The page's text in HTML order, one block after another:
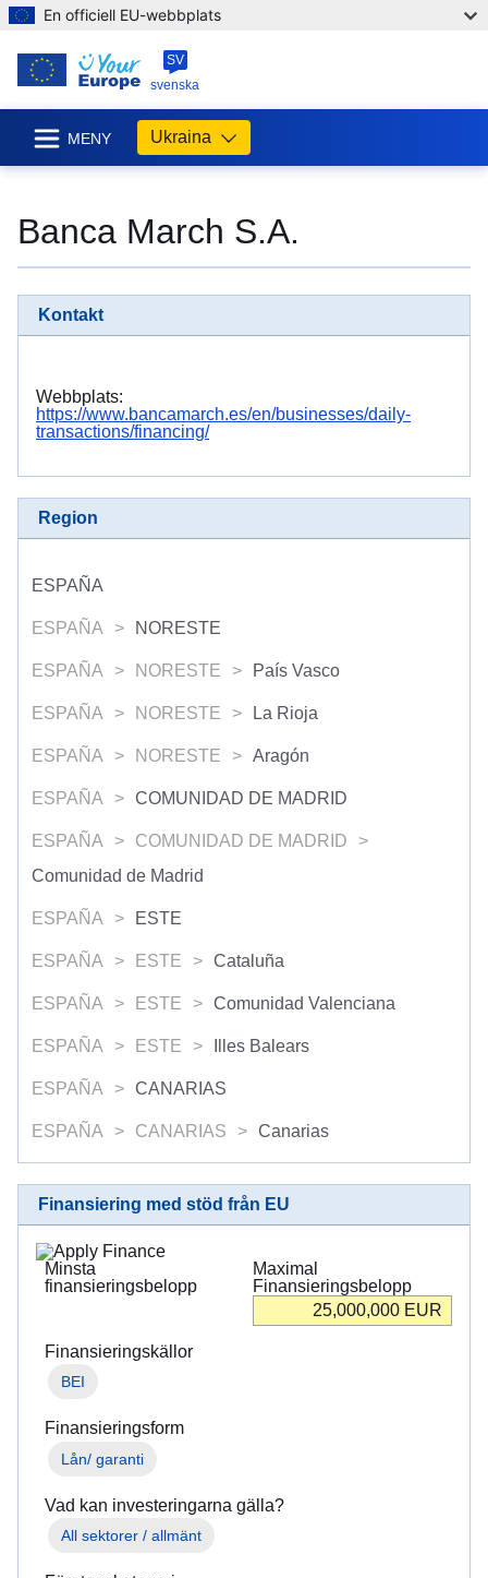
En officiell EU-webbplats
SV
svenska
MENY Ukraina
Banca March S.A.
Kontakt
Webbplats:
https://www.bancamarch.es/en/businesses/daily-
transactions/financing/
Region
ESPAÑA
ESPAÑA NORESTE
ESPAÑA NORESTE País Vasco
ESPAÑA NORESTE La Rioja
ESPAÑA NORESTE Aragón
ESPAÑA COMUNIDAD DE MADRID
ESPAÑA
COMUNIDAD DE MADRID
Comunidad de Madrid
ESPAÑA ESTE
ESPAÑA ESTE Cataluña
ESPAÑA ESTE Comunidad Valenciana
ESPAÑA ESTE Illes Balears
ESPAÑA CANARIAS
ESPAÑA CANARIAS Canarias
Finansiering med stöd från EU
Minsta
finansieringsbelopp
Maximal
Finansieringsbelopp
25,000,000 EUR
Finansieringskällor
BEI
Finansieringsform
Lån/ garanti
Vad kan investeringarna gälla?
All sektorer / allmänt